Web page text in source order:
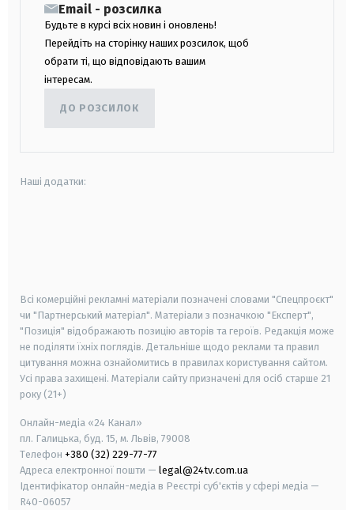
Email - розсилка
Будьте в курсі всіх новин і оновлень!
Перейдіть на сторінку наших розсилок, щоб
обрати ті, що відповідають вашим
інтересам.
ДО РОЗСИЛОК
Наші додатки:
Всі комерційні рекламні матеріали позначені словами "Спецпроєкт"
чи "Партнерський матеріал". Матеріали з позначкою "Експерт",
"Позиція" відображають позицію авторів та героїв. Редакція може
не поділяти їхніх поглядів. Детальніше щодо реклами та правил
цитування можна ознайомитись в правилах користування сайтом.
Усі права захищені. Матеріали сайту призначені для осіб старше 21
року (21+)
Онлайн-медіа «24 Канал»
пл. Галицька, буд. 15, м. Львів, 79008
Телефон +380 (32) 229-77-77
Адреса електронної пошти — legal@24tv.com.ua
Ідентифікатор онлайн-медіа в Реєстрі суб'єктів у сфері медіа —
R40-06057